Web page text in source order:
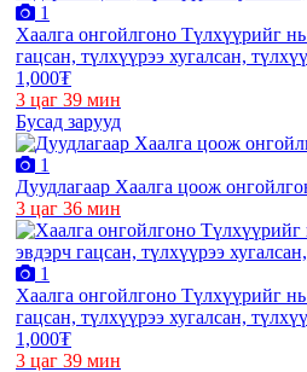
1
Хаалга онгойлгоно Түлхүүрийг
гацсан, түлхүүрээ хугалсан,
1,000₮
3 цаг 39 мин
Бусад зарууд
1
Дуудлагаар Хаалга цоож
3 цаг 36 мин
1
Хаалга онгойлгоно Түлхүүрийг
гацсан, түлхүүрээ хугалсан,
1,000₮
3 цаг 39 мин